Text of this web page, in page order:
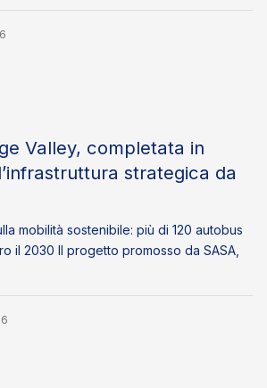
Valley, completata in
strategica da
mobilità sostenibile: più di 120 autobus
il 2030 Il progetto promosso da SASA,